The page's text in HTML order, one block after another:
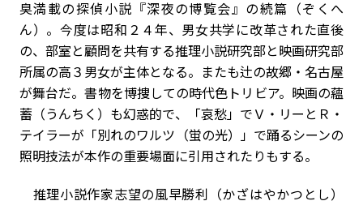
臭満載の探偵小説『深夜の博覧会』の続篇（ぞくへ
ん）。今度は昭和２４年、男女共学に改革された直後
の、部室と顧問を共有する推理小説研究部と映画研究部
所属の高３男女が主体となる。またも辻の故郷・名古屋
が舞台だ。書物を博捜しての時代色トリビア。映画の蘊
蓄（うんちく）も幻惑的で、「哀愁」でＶ・リーとＲ・
テイラーが「別れのワルツ（蛍の光）」で踊るシーンの
照明技法が本作の重要場面に引用されたりもする。
推理小説作家志望の風早勝利（かざはやかつとし）